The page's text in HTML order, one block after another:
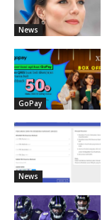
News
GoPay
News